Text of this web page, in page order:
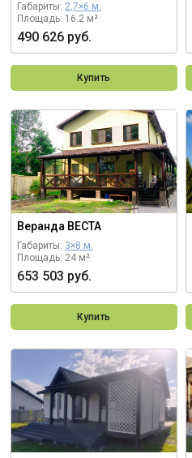
Габариты: 2,7×6 м.
Площадь: 16.2 м²
490 626 руб.
Купить
Веранда ВЕСТА
Габариты: 3×8 м.
Площадь: 24 м²
653 503 руб.
Купить